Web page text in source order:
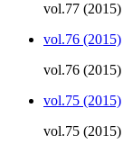
vol.77 (2015)
vol.76 (2015)
vol.76 (2015)
vol.75 (2015)
vol.75 (2015)